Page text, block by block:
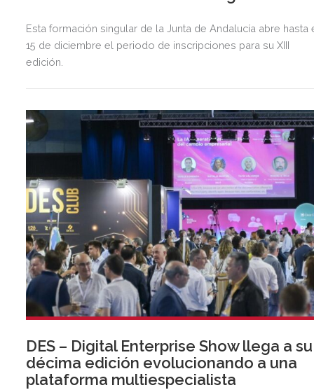
Esta formación singular de la Junta de Andalucía abre hasta
15 de diciembre el periodo de inscripciones para su XIII
edición.
DES – Digital Enterprise Show llega a su
décima edición evolucionando a una
plataforma multiespecialista